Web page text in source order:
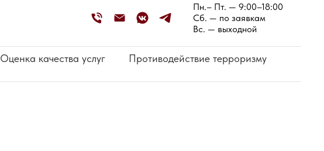
Пн.– Пт. — 9:00–18:00
Сб. — по заявкам
Вс. — выходной
Оценка качества услуг
Противодействие терроризму